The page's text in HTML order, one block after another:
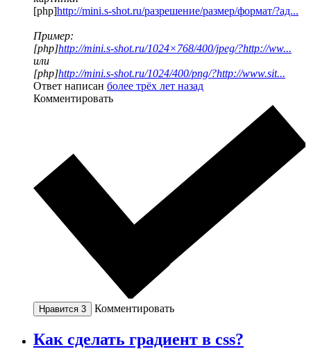
[php]http://mini.s-shot.ru/разрешение/размер/формат/?ад...
Пример:
[php]http://mini.s-shot.ru/1024×768/400/jpeg/?http://ww...
или
[php]http://mini.s-shot.ru/1024/400/png/?http://www.sit...
Ответ написан более трёх лет назад
Комментировать
Нравится 3 Комментировать
Как сделать градиент в css?